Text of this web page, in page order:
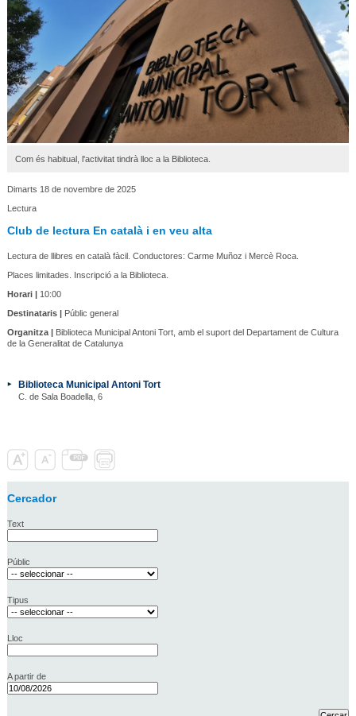
Com és habitual, l'activitat tindrà lloc a la Biblioteca.
Dimarts 18 de novembre de 2025
Lectura
Club de lectura En català i en veu alta
Lectura de llibres en català fàcil. Conductores: Carme Muñoz i Mercè Roca.
Places limitades. Inscripció a la Biblioteca.
Horari |10:00
Destinataris |Públic general
Organitza |Biblioteca Municipal Antoni Tort, amb el suport del Departament de Cultura
de la Generalitat de Catalunya
Biblioteca Municipal Antoni Tort
C. de Sala Boadella, 6
Cercador
Text
Públic
Tipus
Lloc
A partir de